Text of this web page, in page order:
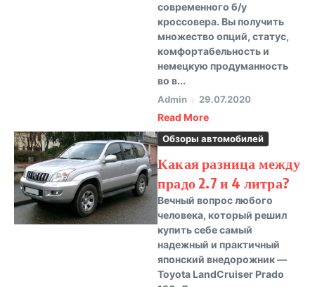
современного б/у
кроссовера. Вы получить
множество опций, статус,
комфортабельность и
немецкую продуманность
во в...
Admin 29.07.2020
Read More
Обзоры автомобилей
Какая разница между
прадо 2.7 и 4 литра?
Вечный вопрос любого
человека, который решил
купить себе самый
надежный и практичный
японский внедорожник —
Toyota LandCruiser Prado